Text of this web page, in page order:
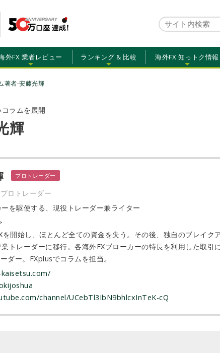
外FX 業者レビュー ランキング & 比較 海外FX 知っトク情報
著者-安藤光輝
ラムを展開
輝
プロトレーダー
ロトレーダー
を駆使する、現役トレーダー兼ライター
を開始し、ほとんど全ての資金を失う。その後、独自のブレイク
トレーダーに移行。各海外FXブローカーの特長を利用した取引
ダー。FXplusでコラムを担当。
channel/UCebTl3IbN9bhlcxInTeK-cQ